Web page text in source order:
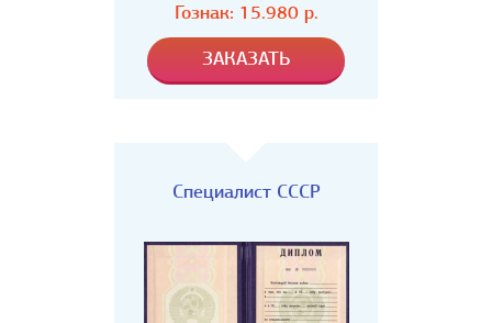
Гознак: 15.980р.
Специалист СССР